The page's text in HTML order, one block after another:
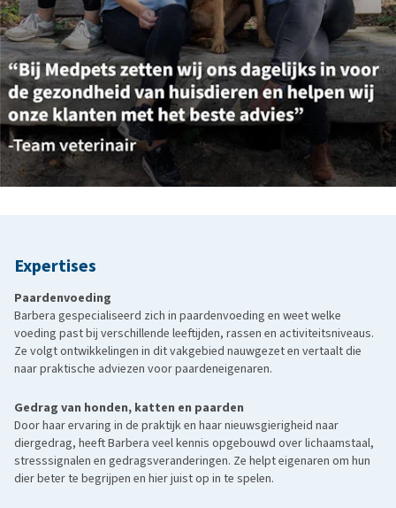
Expertises
Paardenvoeding
Barbera gespecialiseerd zich in paardenvoeding en weet welke
voeding past bij verschillende leeftijden, rassen en activiteitsniveaus.
Ze volgt ontwikkelingen in dit vakgebied nauwgezet en vertaalt die
naar praktische adviezen voor paardeneigenaren.
Gedrag van honden, katten en paarden
Door haar ervaring in de praktijk en haar nieuwsgierigheid naar
diergedrag, heeft Barbera veel kennis opgebouwd over lichaamstaal,
stresssignalen en gedragsveranderingen. Ze helpt eigenaren om hun
dier beter te begrijpen en hier juist op in te spelen.